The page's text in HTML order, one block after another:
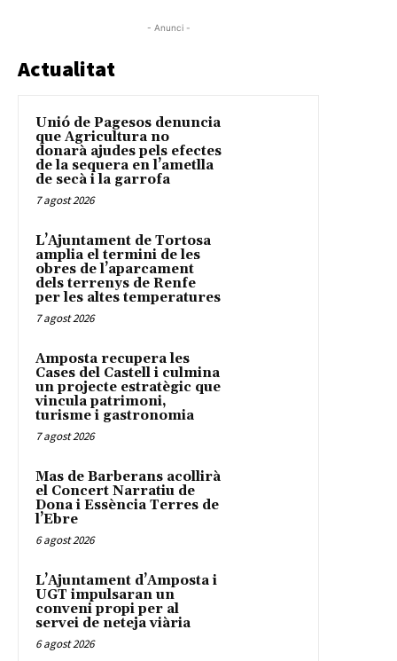
- Anunci -
Actualitat
Unió de Pagesos denuncia
que Agricultura no
donarà ajudes pels efectes
de la sequera en l’ametlla
de secà i la garrofa
7 agost 2026
L’Ajuntament de Tortosa
amplia el termini de les
obres de l’aparcament
dels terrenys de Renfe
per les altes temperatures
7 agost 2026
Amposta recupera les
Cases del Castell i culmina
un projecte estratègic que
vincula patrimoni,
turisme i gastronomia
7 agost 2026
Mas de Barberans acollirà
el Concert Narratiu de
Dona i Essència Terres de
l’Ebre
6 agost 2026
L’Ajuntament d’Amposta i
UGT impulsaran un
conveni propi per al
servei de neteja viària
6 agost 2026